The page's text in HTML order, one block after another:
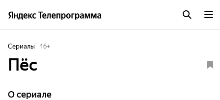
Сериалы 16+
Пёс
O сериале